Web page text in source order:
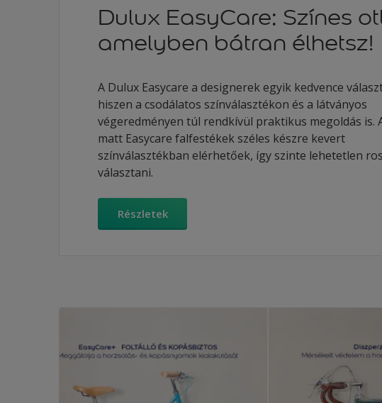
Dulux EasyCare: Színes
amelyben bátran élhetsz!
A Dulux Easycare a designerek egyik kedvence
hiszen a csodálatos színválasztékon és a látványos
végeredményen túl rendkívül praktikus megoldás is.
matt Easycare falfestékek széles készre kevert
színválasztékban elérhetőek, így szinte lehetetlen
választani.
Részletek